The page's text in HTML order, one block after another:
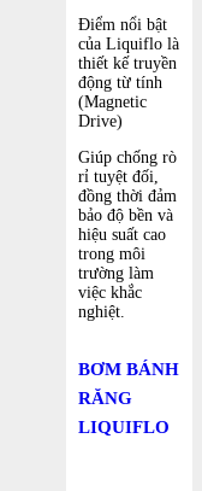
Điểm nổi bật
của Liquiflo là
thiết kế truyền
động từ tính
(Magnetic
Drive)
Giúp chống rò
rỉ tuyệt đối,
đồng thời đảm
bảo độ bền và
hiệu suất cao
trong môi
trường làm
việc khắc
nghiệt.
BƠM BÁNH
RĂNG
LIQUIFLO